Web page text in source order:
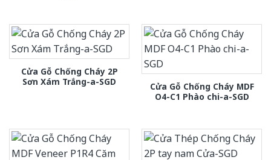
Cửa Gỗ Chống Cháy 2P
Sơn Xám Trắng-a-SGD
Cửa Gỗ Chống Cháy MDF
O4-C1 Phào chi-a-SGD